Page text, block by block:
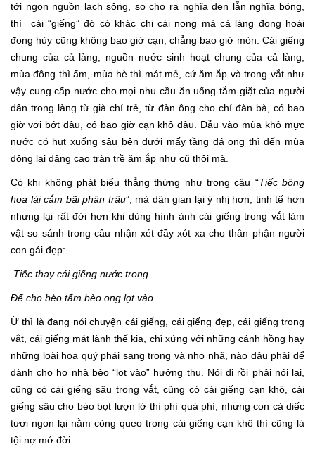
tới ngọn nguồn lạch sông, so cho ra nghĩa đen lẫn nghĩa bóng,
thì cái “giếng” đó có khác chi cái nong mà cả làng đong hoài
đong hủy cũng không bao giờ cạn, chẳng bao giờ mòn. Cái giếng
chung của cả làng, nguồn nước sinh hoạt chung của cả làng,
mùa đông thì ấm, mùa hè thì mát mẻ, cứ ăm ắp và trong vắt như
vậy cung cấp nước cho mọi nhu cầu ăn uống tắm giặt của người
dân trong làng từ già chí trẻ, từ đàn ông cho chí đàn bà, có bao
giờ vơi bớt đâu, có bao giờ cạn khô đâu. Dẫu vào mùa khô mực
nước có hụt xuống sâu bên dưới mấy tầng đá ong thì đến mùa
đông lại dâng cao tràn trề ăm ắp như cũ thôi mà.
Có khi không phát biểu thẳng thừng như trong câu “Tiếc bông
hoa lài cắm bãi phân trâu”, mà dân gian lại ý nhị hơn, tinh tế hơn
nhưng lại rất đời hơn khi dùng hình ảnh cái giếng trong vắt làm
vật so sánh trong câu nhận xét đầy xót xa cho thân phận người
con gái đẹp:
Tiếc thay cái giếng nước trong
Để cho bèo tấm bèo ong lọt vào
Ừ thì là đang nói chuyện cái giếng, cái giếng đẹp, cái giếng trong
vắt, cái giếng mát lành thế kia, chỉ xứng với những cánh hồng hay
những loài hoa quý phái sang trọng và nho nhã, nào đâu phải để
dành cho họ nhà bèo “lọt vào” hưởng thụ. Nói đi rồi phải nói lại,
cũng có cái giếng sâu trong vắt, cũng có cái giếng cạn khô, cái
giếng sâu cho bèo bọt lượn lờ thì phí quá phí, nhưng con cá diếc
tươi ngon lại nằm còng queo trong cái giếng cạn khô thì cũng là
tội nợ mớ đời: